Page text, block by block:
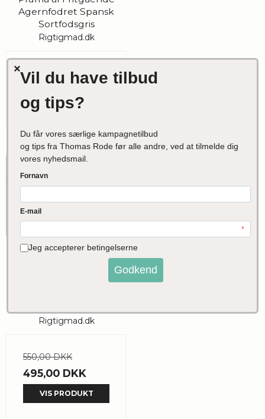
Agernfodret Spansk
Sortfodsgris
Rigtigmad.dk
585,00 DKK
VIS PRODUKT
Tilbud
Rigtigmad.dk
550,00 DKK
495,00 DKK
VIS PRODUKT